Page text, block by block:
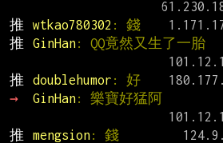
推
wtkao780302 : 錢
推
GinHan: QQ竟然又生了一胎
推
doublehumor : 好
→
GinHan: 樂寶好猛阿
推
mengsion: 錢